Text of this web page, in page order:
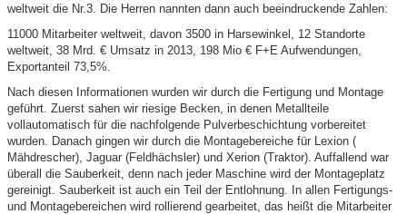
weltweit die Nr.3. Die Herren nannten dann auch beeindruckende Zahlen:
11000 Mitarbeiter weltweit, davon 3500 in Harsewinkel, 12 Standorte
weltweit, 38 Mrd. € Umsatz in 2013, 198 Mio € F+E Aufwendungen,
Exportanteil 73,5%.
Nach diesen Informationen wurden wir durch die Fertigung und Montage
geführt. Zuerst sahen wir riesige Becken, in denen Metallteile
vollautomatisch für die nachfolgende Pulverbeschichtung vorbereitet
wurden. Danach gingen wir durch die Montagebereiche für Lexion (
Mähdrescher), Jaguar (Feldhächsler) und Xerion (Traktor). Auffallend war
überall die Sauberkeit, denn nach jeder Maschine wird der Montageplatz
gereinigt. Sauberkeit ist auch ein Teil der Entlohnung. In allen Fertigungs-
und Montagebereichen wird rollierend gearbeitet, das heißt die Mitarbeiter